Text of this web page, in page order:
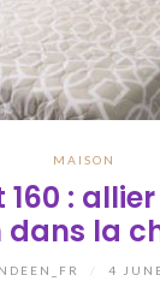
MAISON
160 :
dans la
4